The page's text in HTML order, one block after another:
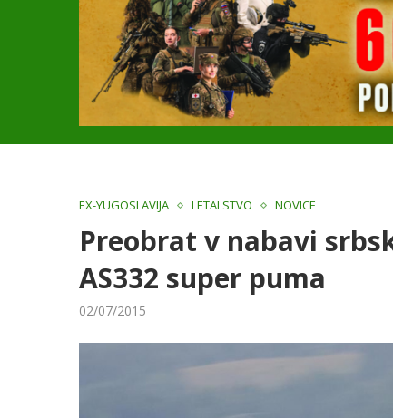
EX-YUGOSLAVIJA LETALSTVO NOVICE
Preobrat v nabavi
AS332 super puma
02/07/2015